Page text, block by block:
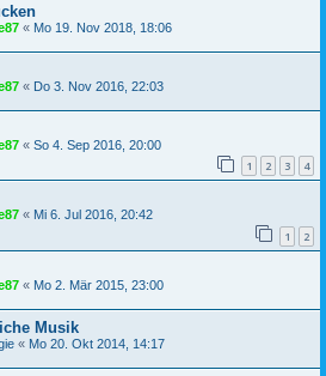
« Mo 19. Nov 2018, 18:06
« Do 3. Nov 2016, 22:03
« So 4. Sep 2016, 20:00
1 2 3 4
« Mi 6. Jul 2016, 20:42
1 2
« Mo 2. Mär 2015, 23:00
Musik
« Mo 20. Okt 2014, 14:17